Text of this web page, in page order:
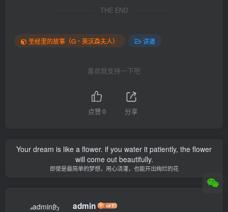
THE END
圣经里的故事（G‧英沃森夫人） 讲道
喜欢就支持一下吧
点赞0 分享
Your dream is like a flower. if you water it patiently, the flower
will come out beautifully.
即使是最简单的梦想，用心浇灌，也能开出绚烂的花
admin